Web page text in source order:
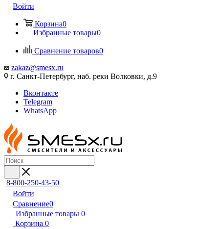
Войти
Корзина0
Избранные товары0
Сравнение товаров0
zakaz@smesx.ru
г. Санкт-Петербург, наб. реки Волковки, д.9
Вконтакте
Telegram
WhatsApp
8-800-250-43-50
Войти
Сравнение0
Избранные товары 0
Корзина 0